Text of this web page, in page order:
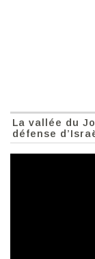
La vallée du
défense